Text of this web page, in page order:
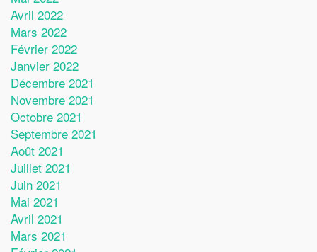
Avril 2022
Mars 2022
Février 2022
Janvier 2022
Décembre 2021
Novembre 2021
Octobre 2021
Septembre 2021
Août 2021
Juillet 2021
Juin 2021
Mai 2021
Avril 2021
Mars 2021